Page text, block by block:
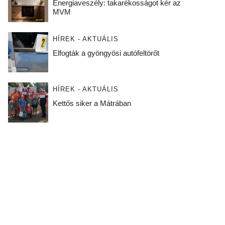
Energiaveszély: takarékosságot kér az
MVM
HÍREK - AKTUÁLIS
Elfogták a gyöngyösi autófeltörőt
HÍREK - AKTUÁLIS
Kettős siker a Mátrában